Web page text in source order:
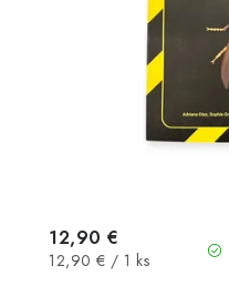
12,90 €
Jednotková
12,90 € / 1 ks